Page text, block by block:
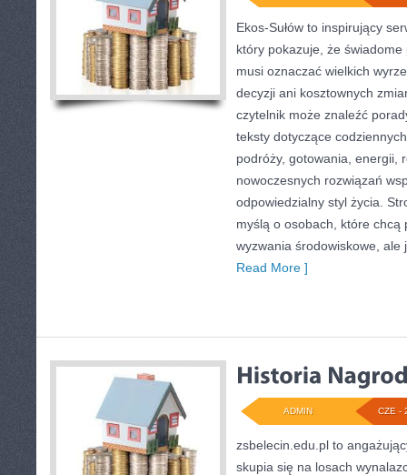
Ekos-Sułów to inspirujący
który pokazuje, że
musi oznaczać wielkich
decyzji ani kosztownych
czytelnik może znaleźć
teksty dotyczące
podróży, gotowania, energii,
nowoczesnych rozwiązań
odpowiedzialny styl życia.
myślą o osobach, które chcą
wyzwania środowiskowe, ale
Read More ]
CZE -
ADMIN
zsbelecin.edu.pl to
skupia się na losach